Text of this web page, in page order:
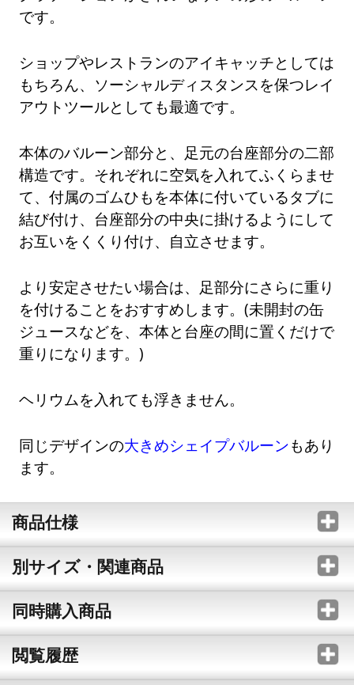
です。
ショップやレストランのアイキャッチとしては
もちろん、ソーシャルディスタンスを保つレイ
アウトツールとしても最適です。
本体のバルーン部分と、足元の台座部分の二部
構造です。それぞれに空気を入れてふくらませ
て、付属のゴムひもを本体に付いているタブに
結び付け、台座部分の中央に掛けるようにして
お互いをくくり付け、自立させます。
より安定させたい場合は、足部分にさらに重り
を付けることをおすすめします。(未開封の缶
ジュースなどを、本体と台座の間に置くだけで
重りになります。)
ヘリウムを入れても浮きません。
同じデザインの大きめシェイプバルーンもあり
ます。
商品仕様
別サイズ・関連商品
同時購入商品
閲覧履歴